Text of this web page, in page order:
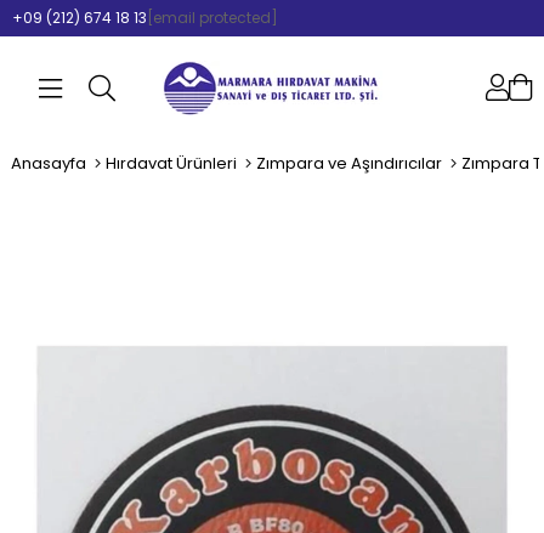
+09 (212) 674 18 13 [email protected]
Anasayfa Hırdavat Ürünleri Zımpara ve Aşındırıcılar Zımpara